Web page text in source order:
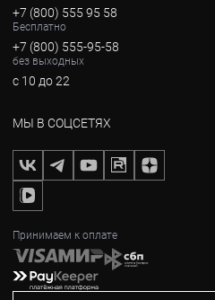
+7 (800) 555 95 58
Бесплатно
+7 (800) 555-95-58
без выходных
с 10 до 22
МЫ В СОЦСЕТЯХ
Принимаем к оплате